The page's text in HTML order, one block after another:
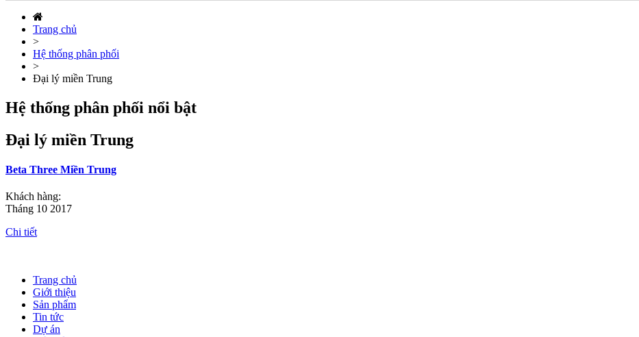
Trang chủ
>
Hệ thống phân phối
>
Đại lý miền Trung
Hệ thống phân phối nổi bật
Đại lý miền Trung
Beta Three Miền Trung
Khách hàng:
Tháng 10 2017
Chi tiết
Trang chủ
Giới thiệu
Sản phẩm
Tin tức
Dự án